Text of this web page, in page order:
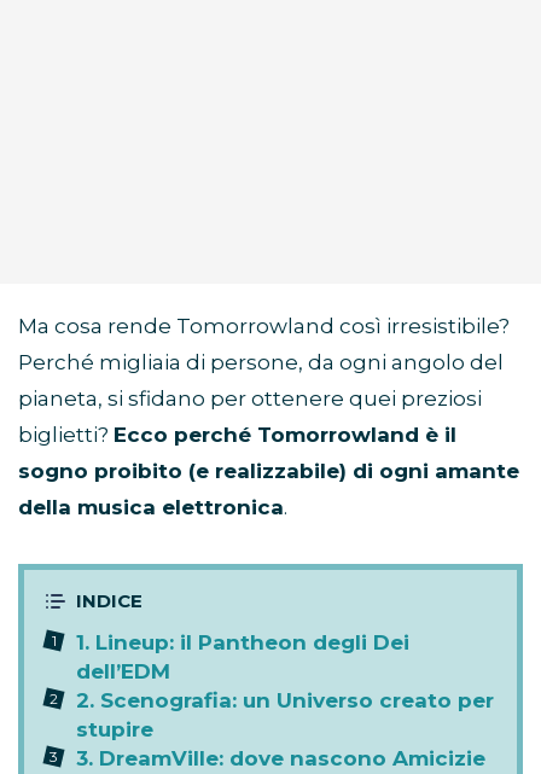
Ma cosa rende Tomorrowland così irresistibile?
Perché migliaia di persone, da ogni angolo del
pianeta, si sfidano per ottenere quei preziosi
biglietti? Ecco perché Tomorrowland è il
sogno proibito (e realizzabile) di ogni amante
della musica elettronica.
1. Lineup: il Pantheon degli Dei
dell’EDM
2. Scenografia: un Universo creato per
stupire
3. DreamVille: dove nascono Amicizie